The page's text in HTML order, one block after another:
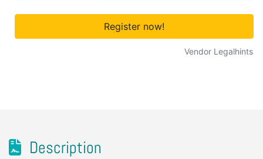
Register now!
Vendor Legalhints
Description